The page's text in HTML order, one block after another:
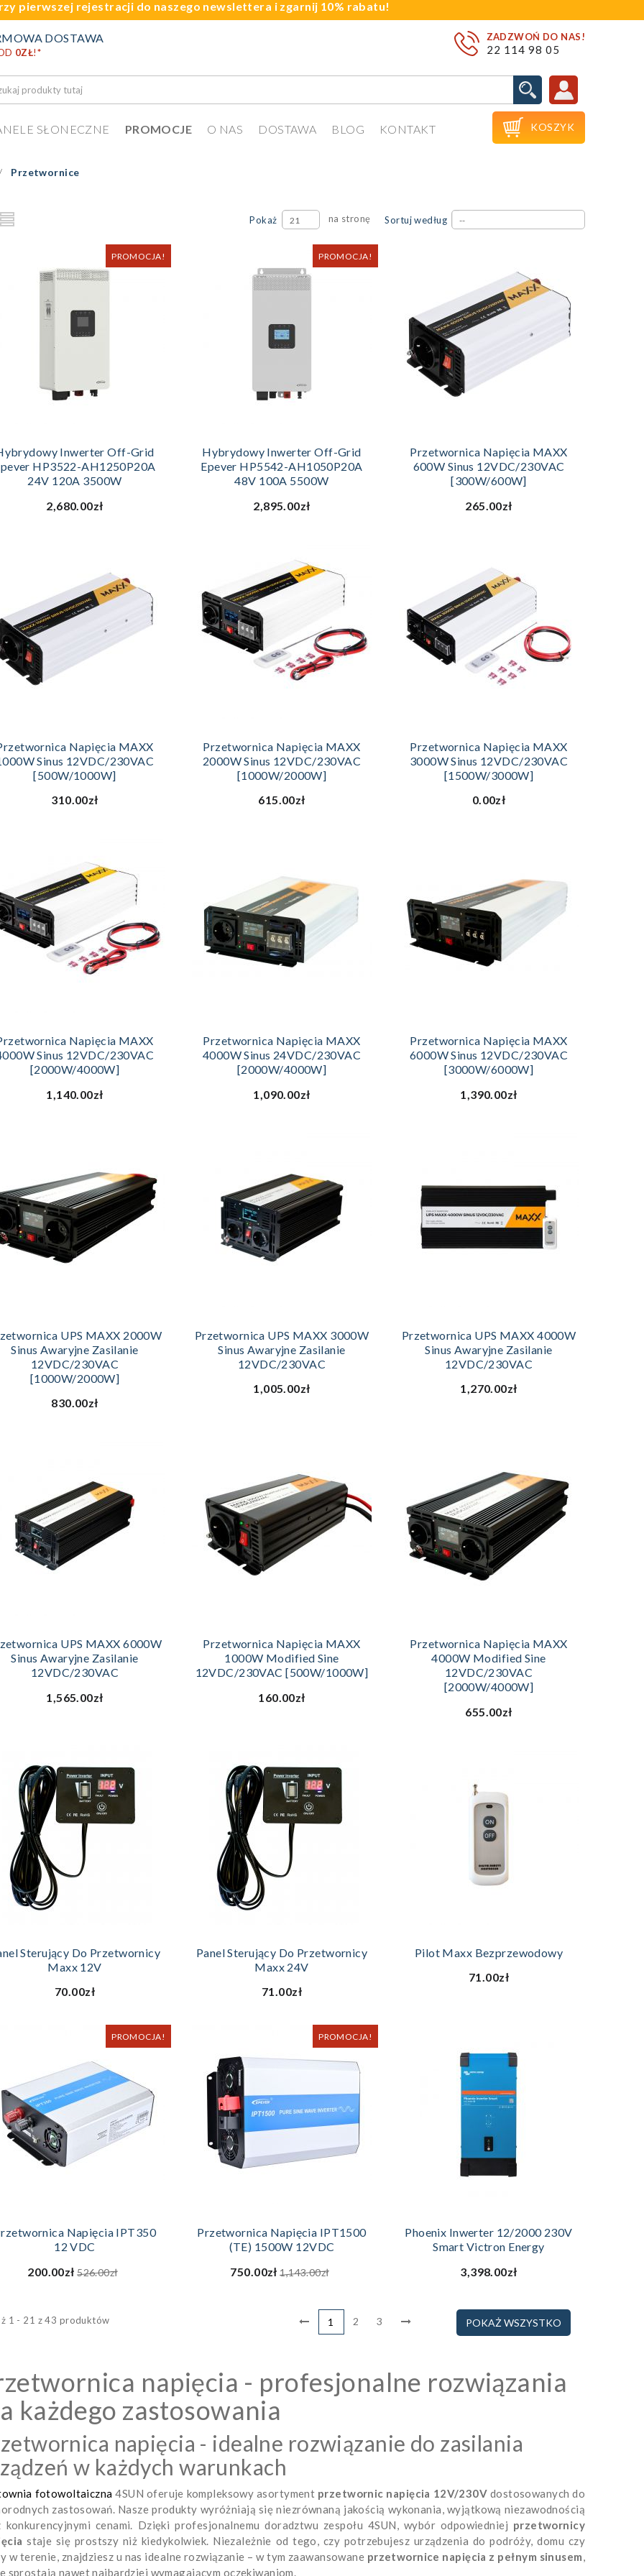
pierwszej rejestracji do naszego newslettera i zgarnij 10% rabatu!
ZADZWOŃ DO NAS!
22 114 98 05
DOSTAWA
0ZŁ!*
SŁONECZNE PROMOCJE O NAS DOSTAWA BLOG KONTAKT  KOSZYK
Przetwornice
Sortuj według --
Pokaż 21 na stronę
PROMOCJA!
Inwerter Off-Grid
HP3522-AH1250P20A
24V 120A 3500W
2,680.00zł
PROMOCJA!
Hybrydowy Inwerter Off-Grid
Epever HP5542-AH1050P20A
48V 100A 5500W
2,895.00zł
Przetwornica Napięcia MAXX
600W Sinus 12VDC/230VAC
[300W/600W]
265.00zł
Napięcia MAXX
Sinus 12VDC/230VAC
[500W/1000W]
310.00zł
Przetwornica Napięcia MAXX
2000W Sinus 12VDC/230VAC
[1000W/2000W]
615.00zł
Przetwornica Napięcia MAXX
3000W Sinus 12VDC/230VAC
[1500W/3000W]
0.00zł
Napięcia MAXX
Sinus 12VDC/230VAC
[2000W/4000W]
1,140.00zł
Przetwornica Napięcia MAXX
4000W Sinus 24VDC/230VAC
[2000W/4000W]
1,090.00zł
Przetwornica Napięcia MAXX
6000W Sinus 12VDC/230VAC
[3000W/6000W]
1,390.00zł
UPS MAXX 2000W
Sinus Awaryjne Zasilanie
12VDC/230VAC
[1000W/2000W]
830.00zł
Przetwornica UPS MAXX 3000W
Sinus Awaryjne Zasilanie
12VDC/230VAC
1,005.00zł
Przetwornica UPS MAXX 4000W
Sinus Awaryjne Zasilanie
12VDC/230VAC
1,270.00zł
UPS MAXX 6000W
Sinus Awaryjne Zasilanie
12VDC/230VAC
1,565.00zł
Przetwornica Napięcia MAXX
1000W Modified Sine
12VDC/230VAC [500W/1000W]
160.00zł
Przetwornica Napięcia MAXX
4000W Modified Sine
12VDC/230VAC
[2000W/4000W]
655.00zł
Sterujący Do Przetwornicy
Maxx 12V
70.00zł
Panel Sterujący Do Przetwornicy
Maxx 24V
71.00zł
Pilot Maxx Bezprzewodowy
71.00zł
PROMOCJA!
Napięcia IPT350
12 VDC
200.00zł 526.00zł
PROMOCJA!
Przetwornica Napięcia IPT1500
(TE) 1500W 12VDC
750.00zł 1,143.00zł
Phoenix Inwerter 12/2000 230V
Smart Victron Energy
3,398.00zł
POKAŻ WSZYSTKO
1 2 3
1 - 21 z 43 produktów
napięcia - profesjonalne rozwiązania
każdego zastosowania
napięcia - idealne rozwiązanie do zasilania
w każdych warunkach
fotowoltaiczna 4SUN oferuje kompleksowy asortyment przetwornic napięcia 12V/230V dostosowanych do
zastosowań. Nasze produkty wyróżniają się niezrównaną jakością wykonania, wyjątkową niezawodnością
konkurencyjnymi cenami. Dzięki profesjonalnemu doradztwu zespołu 4SUN, wybór odpowiedniej przetwornicy
staje się prostszy niż kiedykolwiek. Niezależnie od tego, czy potrzebujesz urządzenia do podróży, domu czy
w terenie, znajdziesz u nas idealne rozwiązanie – w tym zaawansowane przetwornice napięcia z pełnym sinusem,
sprostają nawet najbardziej wymagającym oczekiwaniom.